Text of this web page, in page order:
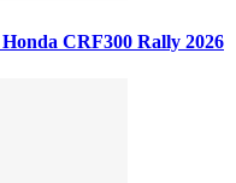
CRF300 Rally 2026